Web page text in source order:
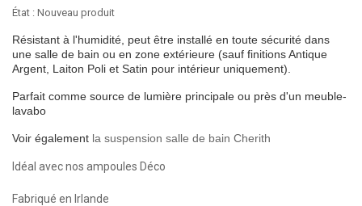
État : Nouveau produit
Résistant à l'humidité, peut être installé en toute sécurité dans
une salle de bain ou en zone extérieure (sauf finitions Antique
Argent, Laiton Poli et Satin pour intérieur uniquement).
Parfait comme source de lumière principale ou près d'un meuble-
lavabo
Voir également la suspension salle de bain Cherith
Idéal avec nos ampoules Déco
Fabriqué en Irlande